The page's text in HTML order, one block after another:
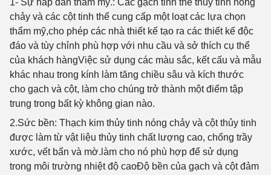
1- Sự hấp dẫn thẩm mỹ.: Các gạch tinh thể thủy tinh nóng
chảy và các cột tinh thể cung cấp một loạt các lựa chọn
thẩm mỹ,cho phép các nhà thiết kế tạo ra các thiết kế độc
đáo và tùy chỉnh phù hợp với nhu cầu và sở thích cụ thể
của khách hàngViệc sử dụng các màu sắc, kết cấu và mẫu
khác nhau trong kính làm tăng chiều sâu và kích thước
cho gạch và cột, làm cho chúng trở thành một điểm tập
trung trong bất kỳ không gian nào.
2.Sức bền: Thạch kim thủy tinh nóng chảy và cột thủy tinh
được làm từ vật liệu thủy tinh chất lượng cao, chống trầy
xước, vết bẩn và mờ.làm cho nó phù hợp để sử dụng
trong môi trường nhiệt độ caoĐộ bền của gạch và cột đảm